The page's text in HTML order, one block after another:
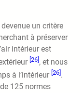
un critère
à préserver
intérieur est
[26], et nous
à l’intérieur [26] .
125 normes